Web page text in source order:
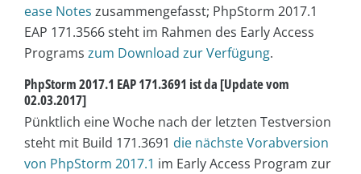
ease Notes zusammengefasst; PhpStorm 2017.1
EAP 171.3566 steht im Rahmen des Early Access
Programs zum Download zur Verfügung.
PhpStorm 2017.1 EAP 171.3691 ist da [Update vom
02.03.2017]
Pünktlich eine Woche nach der letzten Testversion
steht mit Build 171.3691 die nächste Vorabversion
von PhpStorm 2017.1 im Early Access Program zur